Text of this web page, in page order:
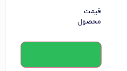
قیمت
محصول